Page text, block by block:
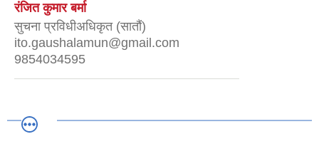
रंजित कुमार बर्मा
सुचना प्रविधीअधिकृत (सातौं)
ito.gaushalamun@gmail.com
9854034595